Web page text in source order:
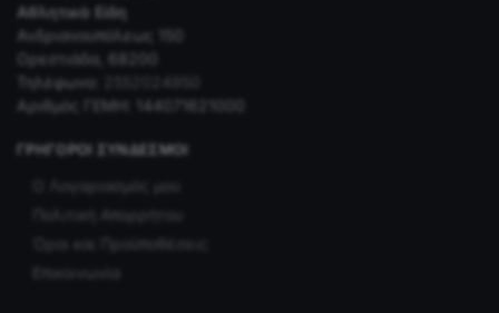
Αθλητικά Είδη
Ανδριανουπόλεως 150
Ορεστιάδα, 68200
Τηλέφωνο:
Αριθμός ΓΕΜΗ: 144071621000
ΓΡΉΓΟΡΟΙ ΣΎΝΔΕΣΜΟΙ
Ο Λογαριασμός μου
Πολιτική Απορρήτου
Επικοινωνία